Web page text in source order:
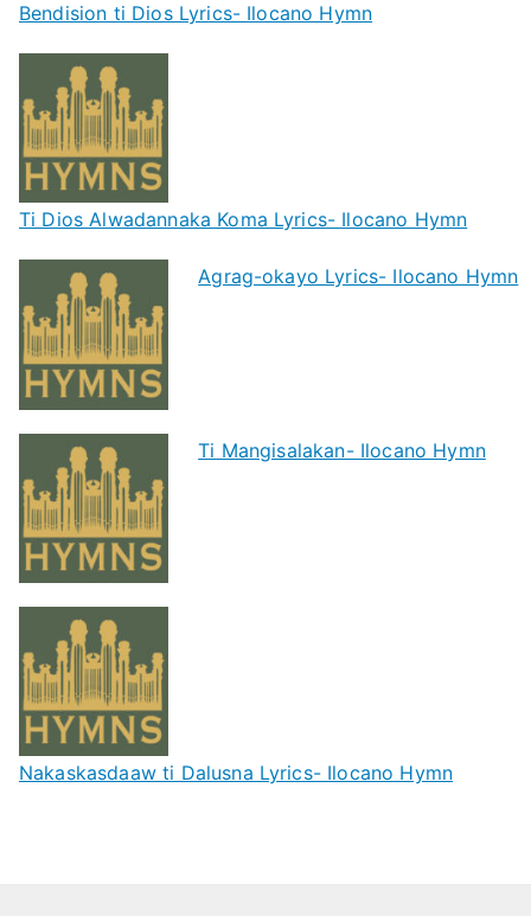
Bendision ti Dios Lyrics- Ilocano Hymn
Ti Dios Alwadannaka Koma Lyrics- Ilocano Hymn
Agrag-okayo Lyrics- Ilocano Hymn
Ti Mangisalakan- Ilocano Hymn
Nakaskasdaaw ti Dalusna Lyrics- Ilocano Hymn